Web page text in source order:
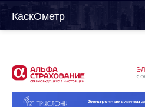
КаскОметр